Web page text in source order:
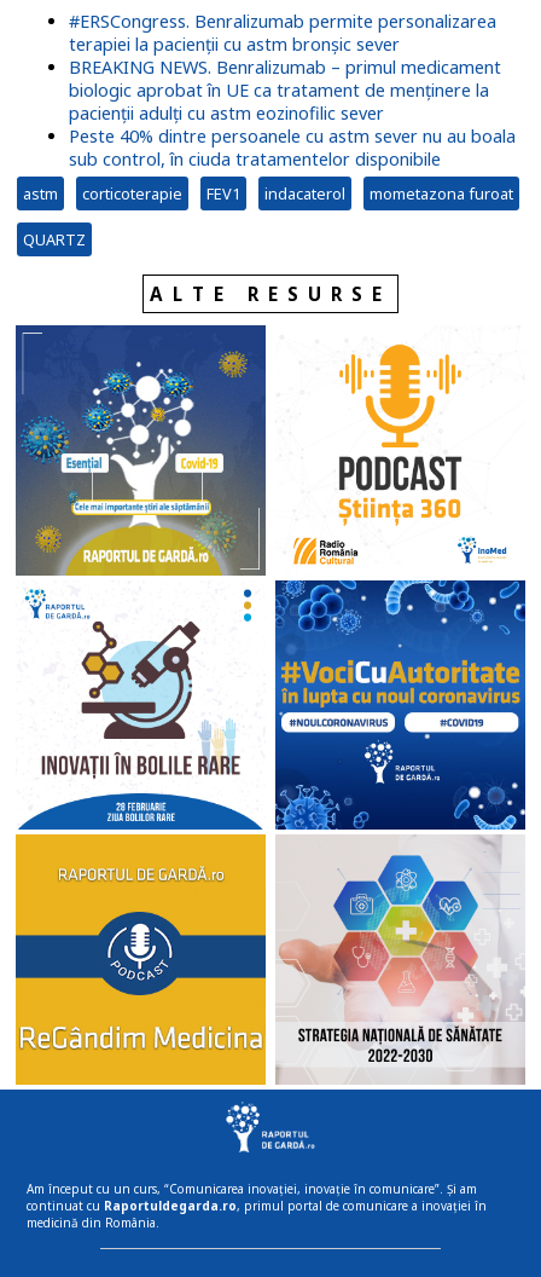
#ERSCongress. Benralizumab permite personalizarea
terapiei la pacienții cu astm bronșic sever
BREAKING NEWS. Benralizumab – primul medicament
biologic aprobat în UE ca tratament de menținere la
pacienții adulți cu astm eozinofilic sever
Peste 40% dintre persoanele cu astm sever nu au boala
sub control, în ciuda tratamentelor disponibile
astm corticoterapie FEV1 indacaterol mometazona furoat
QUARTZ
ALTE RESURSE
Am început cu un curs, “Comunicarea inovației, inovație în comunicare”. Și am
continuat cu Raportuldegarda.ro, primul portal de comunicare a inovației în
medicină din România.